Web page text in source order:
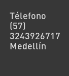
Télefono
(57)
3243926717
Medellín